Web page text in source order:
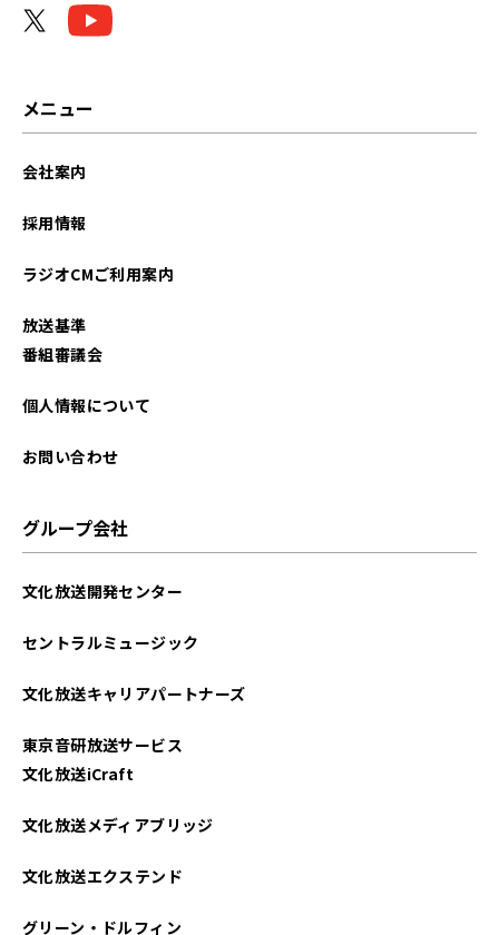
メニュー
会社案内
採用情報
ラジオCMご利用案内
放送基準
番組審議会
個人情報について
お問い合わせ
グループ会社
文化放送開発センター
セントラルミュージック
文化放送キャリアパートナーズ
東京音研放送サービス
文化放送iCraft
文化放送メディアブリッジ
文化放送エクステンド
グリーン・ドルフィン